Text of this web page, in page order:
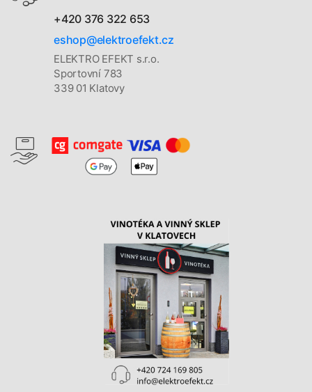
+420 376 322 653
eshop@elektroefekt.cz
ELEKTRO EFEKT s.r.o.
Sportovní 783
339 01 Klatovy